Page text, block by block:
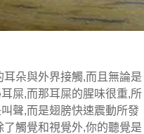
朵與外界接觸,而且無論是
屎,而那耳屎的腥味很重,所
聲,而是翅膀快速震動所發
觸覺和視覺外,你的聽覺是